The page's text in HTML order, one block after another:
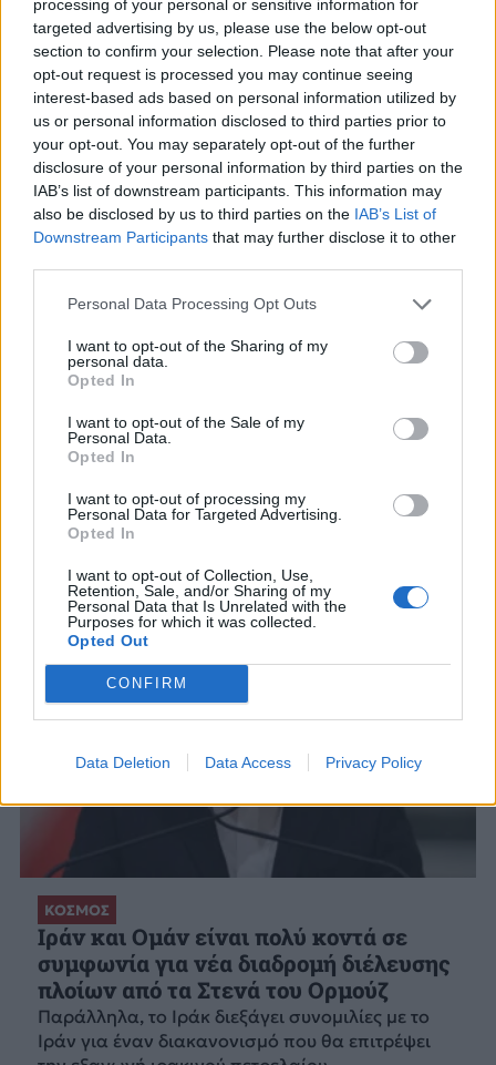
processing of your personal or sensitive information for
targeted advertising by us, please use the below opt-out
section to confirm your selection. Please note that after your
opt-out request is processed you may continue seeing
interest-based ads based on personal information utilized by
us or personal information disclosed to third parties prior to
your opt-out. You may separately opt-out of the further
disclosure of your personal information by third parties on the
IAB’s list of downstream participants. This information may
also be disclosed by us to third parties on the IAB’s List of
Downstream Participants that may further disclose it to other
Personal Data Processing Opt Outs
I want to opt-out of the Sharing of my
personal data.
Opted In
I want to opt-out of the Sale of my
Personal Data.
Opted In
I want to opt-out of processing my
Personal Data for Targeted Advertising.
Opted In
I want to opt-out of Collection, Use,
Retention, Sale, and/or Sharing of my
Personal Data that Is Unrelated with the
Purposes for which it was collected.
Opted Out
CONFIRM
Data Deletion Data Access Privacy Policy
Μήνυμα της Αθήνας στο
Ριάντ
συντονισμός
μοντέλο
ΣΧΕΤΙΚΑ ΑΡΘΡΑ
ΚΟΣΜΟΣ
Ιράν και Ομάν είναι πολύ κοντά σε
συμφωνία για νέα διαδρομή διέλευσης
πλοίων από τα Στενά του Ορμούζ
Παράλληλα, το Ιράκ διεξάγει συνομιλίες με το
Ιράν για έναν διακανονισμό που θα επιτρέψει